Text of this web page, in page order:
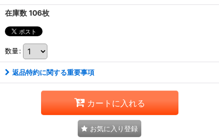
在庫数 106枚
数量:
返品特約に関する重要事項
カートに入れる
お気に入り登録